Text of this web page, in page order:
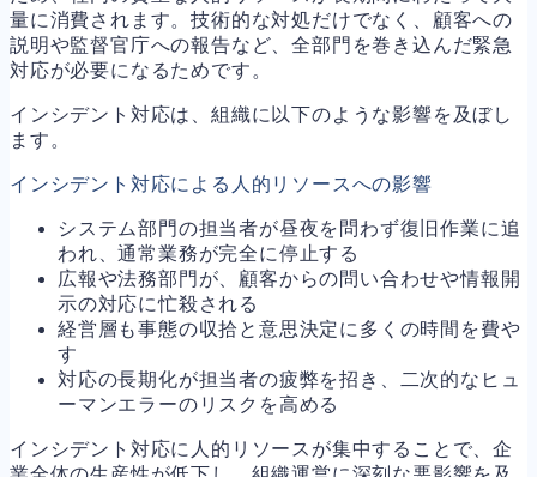
量に消費されます。技術的な対処だけでなく、顧客への
説明や監督官庁への報告など、全部門を巻き込んだ緊急
対応が必要になるためです。
インシデント対応は、組織に以下のような影響を及ぼし
ます。
インシデント対応による人的リソースへの影響
システム部門の担当者が昼夜を問わず復旧作業に追
われ、通常業務が完全に停止する
広報や法務部門が、顧客からの問い合わせや情報開
示の対応に忙殺される
経営層も事態の収拾と意思決定に多くの時間を費や
す
対応の長期化が担当者の疲弊を招き、二次的なヒュ
ーマンエラーのリスクを高める
インシデント対応に人的リソースが集中することで、企